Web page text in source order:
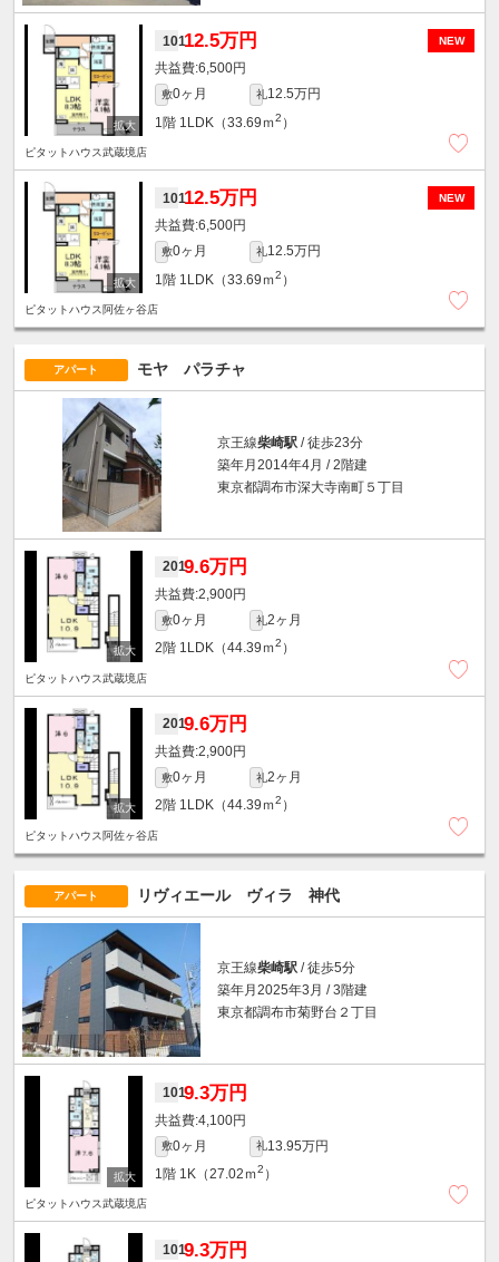
NEW
10112.5万円
6,500円
敷0ヶ月 礼12.5万円
1階 1LDK（33.69ｍ2 ）
ピタットハウス武蔵境店
NEW
10112.5万円
6,500円
敷0ヶ月 礼12.5万円
1階 1LDK（33.69ｍ2 ）
ピタットハウス阿佐ヶ谷店
アパート モヤ パラチャ
京王線柴崎駅 / 徒歩23分
築年月2014年4月 / 2階建
東京都調布市深大寺南町５丁目
2019.6万円
2,900円
敷0ヶ月 礼2ヶ月
2階 1LDK（44.39ｍ2 ）
ピタットハウス武蔵境店
2019.6万円
2,900円
敷0ヶ月 礼2ヶ月
2階 1LDK（44.39ｍ2 ）
ピタットハウス阿佐ヶ谷店
アパート リヴィエール ヴィラ 神代
京王線柴崎駅 / 徒歩5分
築年月2025年3月 / 3階建
東京都調布市菊野台２丁目
1019.3万円
4,100円
敷0ヶ月 礼13.95万円
1階 1K（27.02ｍ2 ）
ピタットハウス武蔵境店
1019.3万円